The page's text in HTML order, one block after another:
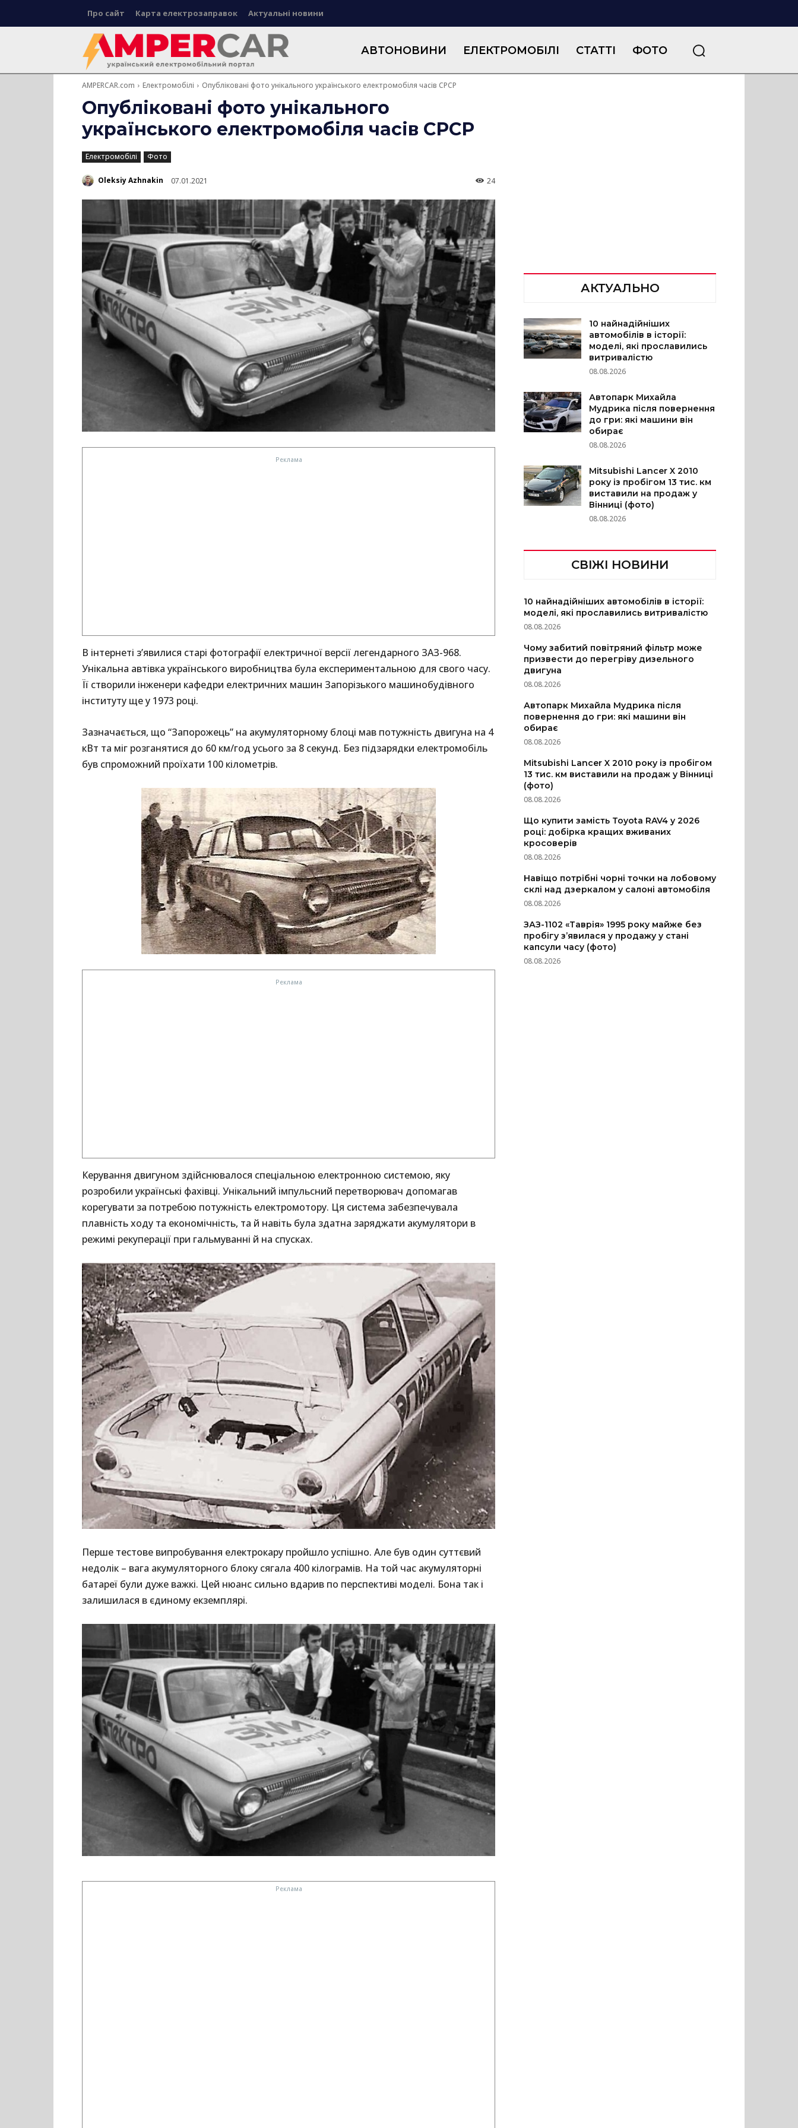
Про сайт Карта електрозаправок Актуальні новини
АВТОНОВИНИ ЕЛЕКТРОМОБІЛІ СТАТТІ ФОТО
AMPERCAR.com Електромобілі Опубліковані фото унікального українського електромобіля часів СРСР
Опубліковані фото унікального
українського електромобіля часів СРСР
Електромобілі Фото
Oleksiy Azhnakin 07.01.2021 24
В інтернеті з’явилися старі фотографії електричної версії легендарного ЗАЗ-968.
Унікальна автівка українського виробництва була експериментальною для свого часу.
Її створили інженери кафедри електричних машин Запорізького машинобудівного
інституту ще у 1973 році.
Зазначається, що “Запорожець” на акумуляторному блоці мав потужність двигуна на 4
кВт та міг розганятися до 60 км/год усього за 8 секунд. Без підзарядки електромобіль
був спроможний проїхати 100 кілометрів.
Керування двигуном здійснювалося спеціальною електронною системою, яку
розробили українські фахівці. Унікальний імпульсний перетворювач допомагав
корегувати за потребою потужність електромотору. Ця система забезпечувала
плавність ходу та економічність, та й навіть була здатна заряджати акумулятори в
режимі рекуперації при гальмуванні й на спусках.
Перше тестове випробування електрокару пройшло успішно. Але був один суттєвий
недолік – вага акумуляторного блоку сягала 400 кілограмів. На той час акумуляторні
батареї були дуже важкі. Цей нюанс сильно вдарив по перспективі моделі. Бона так і
залишилася в єдиному екземплярі.
АКТУАЛЬНО
10 найнадійніших
автомобілів в історії:
моделі, які прославились
витривалістю
08.08.2026
Автопарк Михайла
Мудрика після повернення
до гри: які машини він
обирає
08.08.2026
Mitsubishi Lancer X 2010
року із пробігом 13 тис. км
виставили на продаж у
Вінниці (фото)
08.08.2026
СВІЖІ НОВИНИ
10 найнадійніших автомобілів в історії:
моделі, які прославились витривалістю
08.08.2026
Чому забитий повітряний фільтр може
призвести до перегріву дизельного
двигуна
08.08.2026
Автопарк Михайла Мудрика після
повернення до гри: які машини він
обирає
08.08.2026
Mitsubishi Lancer X 2010 року із пробігом
13 тис. км виставили на продаж у Вінниці
(фото)
08.08.2026
Що купити замість Toyota RAV4 у 2026
році: добірка кращих вживаних
кросоверів
08.08.2026
Навіщо потрібні чорні точки на лобовому
склі над дзеркалом у салоні автомобіля
08.08.2026
ЗАЗ-1102 «Таврія» 1995 року майже без
пробігу з’явилася у продажу у стані
капсули часу (фото)
08.08.2026